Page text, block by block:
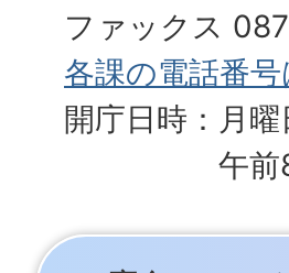
ファックス
各課の電話番
開庁日時：月
午